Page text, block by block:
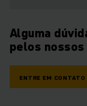
Alguma
pelos
ENTRE EM CONTATO